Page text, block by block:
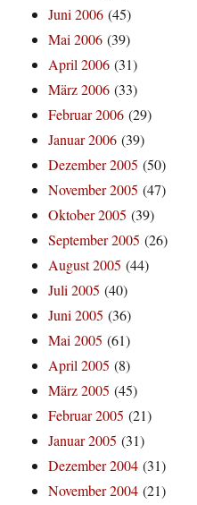
Juni 2006 (45)
Mai 2006 (39)
April 2006 (31)
März 2006 (33)
Februar 2006 (29)
Januar 2006 (39)
Dezember 2005 (50)
November 2005 (47)
Oktober 2005 (39)
September 2005 (26)
August 2005 (44)
Juli 2005 (40)
Juni 2005 (36)
Mai 2005 (61)
April 2005 (8)
März 2005 (45)
Februar 2005 (21)
Januar 2005 (31)
Dezember 2004 (31)
November 2004 (21)